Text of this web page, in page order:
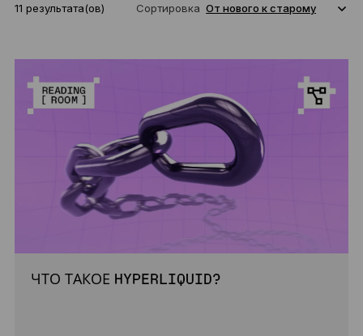
11 результата(ов) Сортировка
ЧТО ТАКОЕ HYPERLIQUID?